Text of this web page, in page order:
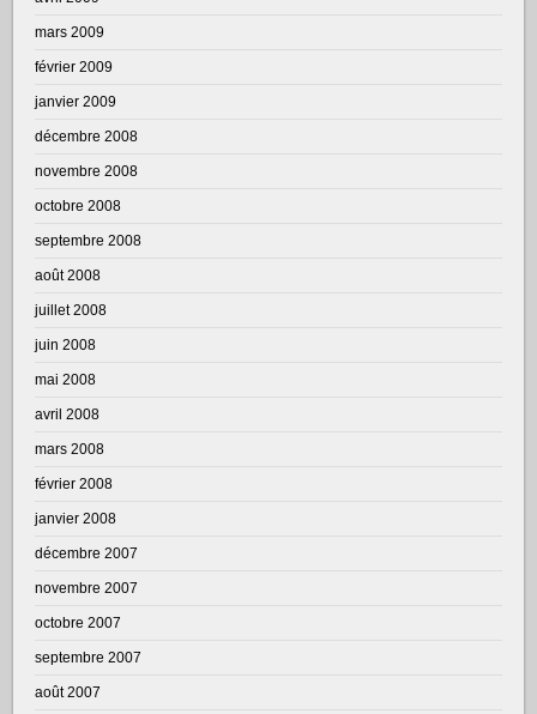
mars 2009
février 2009
janvier 2009
décembre 2008
novembre 2008
octobre 2008
septembre 2008
août 2008
juillet 2008
juin 2008
mai 2008
avril 2008
mars 2008
février 2008
janvier 2008
décembre 2007
novembre 2007
octobre 2007
septembre 2007
août 2007